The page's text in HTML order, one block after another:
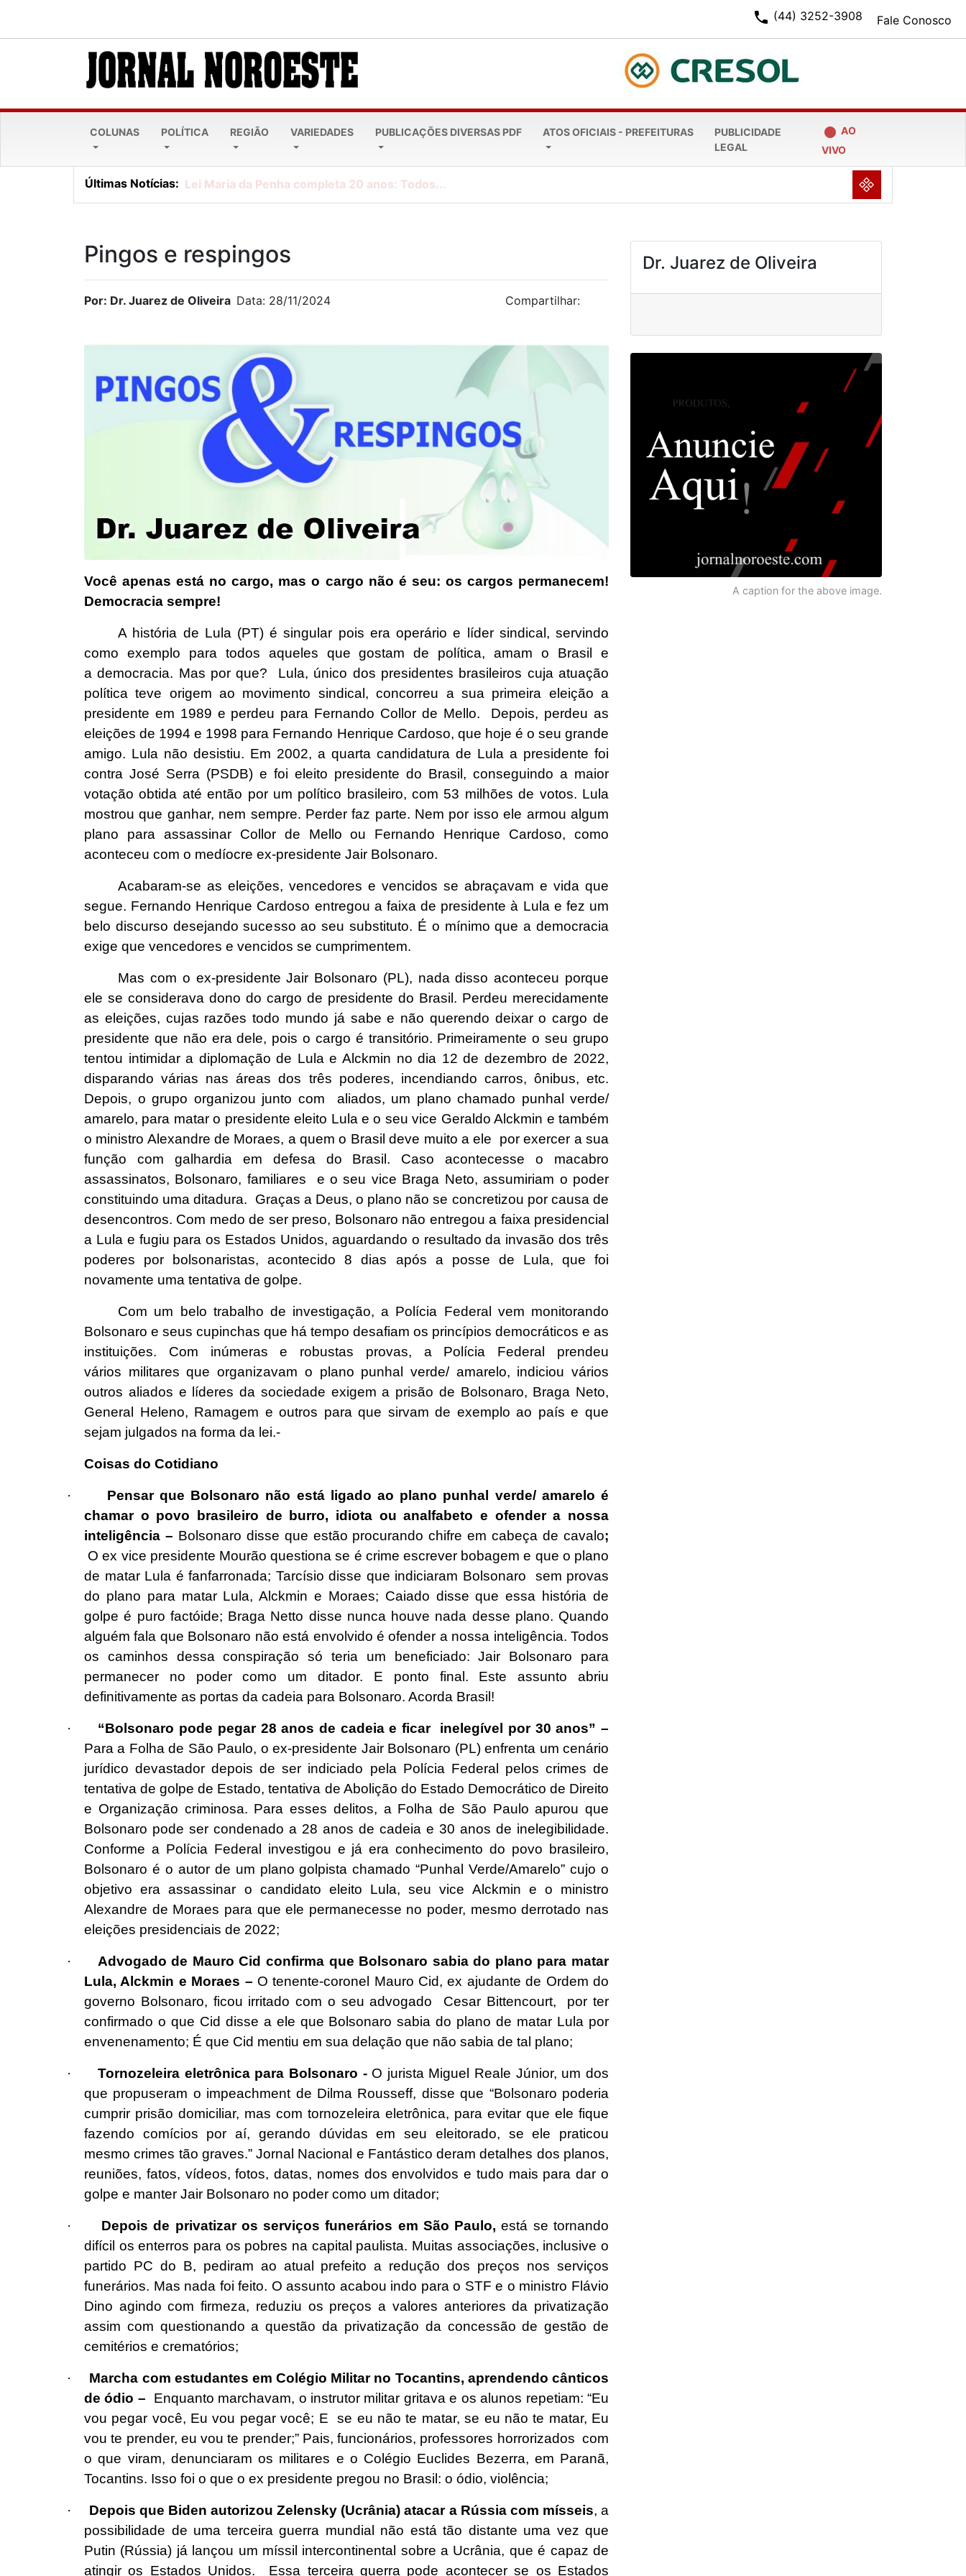
Fale Conosco
phone (44) 3252-3908
COLUNAS POLÍTICA REGIÃO VARIEDADES PUBLICAÇÕES DIVERSAS PDF ATOS OFICIAIS - PREFEITURAS
PUBLICIDADE
LEGAL
fiber_manual_record AO
VIVO
Últimas Notícias: Lei Maria da Penha completa 20 anos: Todos... NULL
Pingos e respingos
Por: Dr. Juarez de Oliveira Data: 28/11/2024 Compartilhar:
Você apenas está no cargo, mas o cargo não é seu: os cargos permanecem!
Democracia sempre!
A história de Lula (PT) é singular pois era operário e líder sindical, servindo
como exemplo para todos aqueles que gostam de política, amam o Brasil e
a democracia. Mas por que? Lula, único dos presidentes brasileiros cuja atuação
política teve origem ao movimento sindical, concorreu a sua primeira eleição a
presidente em 1989 e perdeu para Fernando Collor de Mello. Depois, perdeu as
eleições de 1994 e 1998 para Fernando Henrique Cardoso, que hoje é o seu grande
amigo. Lula não desistiu. Em 2002, a quarta candidatura de Lula a presidente foi
contra José Serra (PSDB) e foi eleito presidente do Brasil, conseguindo a maior
votação obtida até então por um político brasileiro, com 53 milhões de votos. Lula
mostrou que ganhar, nem sempre. Perder faz parte. Nem por isso ele armou algum
plano para assassinar Collor de Mello ou Fernando Henrique Cardoso, como
aconteceu com o medíocre ex-presidente Jair Bolsonaro.
Acabaram-se as eleições, vencedores e vencidos se abraçavam e vida que
segue. Fernando Henrique Cardoso entregou a faixa de presidente à Lula e fez um
belo discurso desejando sucesso ao seu substituto. É o mínimo que a democracia
exige que vencedores e vencidos se cumprimentem.
Mas com o ex-presidente Jair Bolsonaro (PL), nada disso aconteceu porque
ele se considerava dono do cargo de presidente do Brasil. Perdeu merecidamente
as eleições, cujas razões todo mundo já sabe e não querendo deixar o cargo de
presidente que não era dele, pois o cargo é transitório. Primeiramente o seu grupo
tentou intimidar a diplomação de Lula e Alckmin no dia 12 de dezembro de 2022,
disparando várias nas áreas dos três poderes, incendiando carros, ônibus, etc.
Depois, o grupo organizou junto com aliados, um plano chamado punhal verde/
amarelo, para matar o presidente eleito Lula e o seu vice Geraldo Alckmin e também
o ministro Alexandre de Moraes, a quem o Brasil deve muito a ele por exercer a sua
função com galhardia em defesa do Brasil. Caso acontecesse o macabro
assassinatos, Bolsonaro, familiares e o seu vice Braga Neto, assumiriam o poder
constituindo uma ditadura. Graças a Deus, o plano não se concretizou por causa de
desencontros. Com medo de ser preso, Bolsonaro não entregou a faixa presidencial
a Lula e fugiu para os Estados Unidos, aguardando o resultado da invasão dos três
poderes por bolsonaristas, acontecido 8 dias após a posse de Lula, que foi
novamente uma tentativa de golpe.
Com um belo trabalho de investigação, a Polícia Federal vem monitorando
Bolsonaro e seus cupinchas que há tempo desafiam os princípios democráticos e as
instituições. Com inúmeras e robustas provas, a Polícia Federal prendeu
vários militares que organizavam o plano punhal verde/ amarelo, indiciou vários
outros aliados e líderes da sociedade exigem a prisão de Bolsonaro, Braga Neto,
General Heleno, Ramagem e outros para que sirvam de exemplo ao país e que
sejam julgados na forma da lei.-
Coisas do Cotidiano
·
Pensar que Bolsonaro não está ligado ao plano punhal verde/ amarelo é
chamar o povo brasileiro de burro, idiota ou analfabeto e ofender a nossa
inteligência – Bolsonaro disse que estão procurando chifre em cabeça de cavalo;
O ex vice presidente Mourão questiona se é crime escrever bobagem e que o plano
de matar Lula é fanfarronada; Tarcísio disse que indiciaram Bolsonaro sem provas
do plano para matar Lula, Alckmin e Moraes; Caiado disse que essa história de
golpe é puro factóide; Braga Netto disse nunca houve nada desse plano. Quando
alguém fala que Bolsonaro não está envolvido é ofender a nossa inteligência. Todos
os caminhos dessa conspiração só teria um beneficiado: Jair Bolsonaro para
permanecer no poder como um ditador. E ponto final. Este assunto abriu
definitivamente as portas da cadeia para Bolsonaro. Acorda Brasil!
·
“Bolsonaro pode pegar 28 anos de cadeia e ficar inelegível por 30 anos” –
Para a Folha de São Paulo, o ex-presidente Jair Bolsonaro (PL) enfrenta um cenário
jurídico devastador depois de ser indiciado pela Polícia Federal pelos crimes de
tentativa de golpe de Estado, tentativa de Abolição do Estado Democrático de Direito
e Organização criminosa. Para esses delitos, a Folha de São Paulo apurou que
Bolsonaro pode ser condenado a 28 anos de cadeia e 30 anos de inelegibilidade.
Conforme a Polícia Federal investigou e já era conhecimento do povo brasileiro,
Bolsonaro é o autor de um plano golpista chamado “Punhal Verde/Amarelo” cujo o
objetivo era assassinar o candidato eleito Lula, seu vice Alckmin e o ministro
Alexandre de Moraes para que ele permanecesse no poder, mesmo derrotado nas
eleições presidenciais de 2022;
·
Advogado de Mauro Cid confirma que Bolsonaro sabia do plano para matar
Lula, Alckmin e Moraes – O tenente-coronel Mauro Cid, ex ajudante de Ordem do
governo Bolsonaro, ficou irritado com o seu advogado Cesar Bittencourt, por ter
confirmado o que Cid disse a ele que Bolsonaro sabia do plano de matar Lula por
envenenamento; É que Cid mentiu em sua delação que não sabia de tal plano;
· Tornozeleira eletrônica para Bolsonaro -O jurista Miguel Reale Júnior, um dos
que propuseram o impeachment de Dilma Rousseff, disse que “Bolsonaro poderia
cumprir prisão domiciliar, mas com tornozeleira eletrônica, para evitar que ele fique
fazendo comícios por aí, gerando dúvidas em seu eleitorado, se ele praticou
mesmo crimes tão graves.” Jornal Nacional e Fantástico deram detalhes dos planos,
reuniões, fatos, vídeos, fotos, datas, nomes dos envolvidos e tudo mais para dar o
golpe e manter Jair Bolsonaro no poder como um ditador;
· Depois de privatizar os serviços funerários em São Paulo, está se tornando
difícil os enterros para os pobres na capital paulista. Muitas associações, inclusive o
partido PC do B, pediram ao atual prefeito a redução dos preços nos serviços
funerários. Mas nada foi feito. O assunto acabou indo para o STF e o ministro Flávio
Dino agindo com firmeza, reduziu os preços a valores anteriores da privatização
assim com questionando a questão da privatização da concessão de gestão de
cemitérios e crematórios;
·
Marcha com estudantes em Colégio Militar no Tocantins, aprendendo cânticos
de ódio – Enquanto marchavam, o instrutor militar gritava e os alunos repetiam: “Eu
vou pegar você, Eu vou pegar você; E se eu não te matar, se eu não te matar, Eu
vou te prender, eu vou te prender;” Pais, funcionários, professores horrorizados com
o que viram, denunciaram os militares e o Colégio Euclides Bezerra, em Paranã,
Tocantins. Isso foi o que o ex presidente pregou no Brasil: o ódio, violência;
· Depois que Biden autorizou Zelensky (Ucrânia) atacar a Rússia com mísseis, a
possibilidade de uma terceira guerra mundial não está tão distante uma vez que
Putin (Rússia) já lançou um míssil intercontinental sobre a Ucrânia, que é capaz de
atingir os Estados Unidos. Essa terceira guerra pode acontecer se os Estados
Dr. Juarez de Oliveira
A caption for the above image.